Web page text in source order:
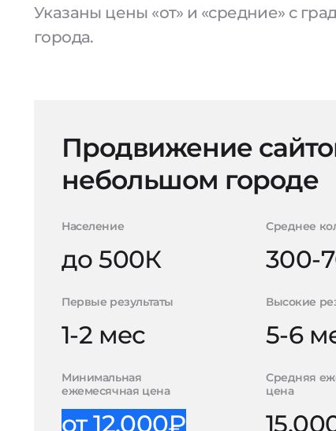
Указаны цены «от» и «средние» с
города.
Продвижение
небольшом городе
Население
до 500К
Среднее
300-
Первые результаты
1-2 мес
Высокие
5-6
Минимальная
ежемесячная цена
от 12.000₽
Средняя
цена